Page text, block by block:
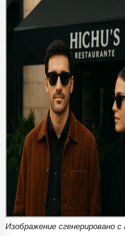
Изображение сгенерировано